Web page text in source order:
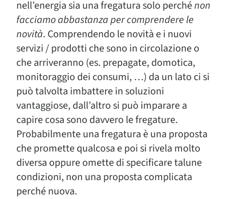
nell’energia sia una fregatura solo perchénon
facciamo abbastanza per comprendere le
novità. Comprendendo le novità e i nuovi
servizi / prodotti che sono in circolazione o
che arriveranno (es. prepagate, domotica,
monitoraggio dei consumi, …) da un lato ci si
può talvolta imbattere in soluzioni
vantaggiose, dall’altro si può imparare a
capire cosa sono davvero le fregature.
Probabilmente una fregatura è una proposta
che promette qualcosa e poi si rivela molto
diversa oppure omette di specificare talune
condizioni, non una proposta complicata
perché nuova.